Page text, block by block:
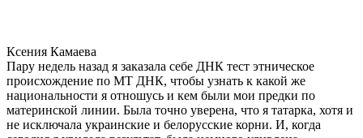
Ксения Камаева
Пару недель назад я заказала себе ДНК тест этническое
происхождение по МТ ДНК, чтобы узнать к какой же
национальности я отношусь и кем были мои предки по
материнской линии. Была точно уверена, что я татарка, хотя и
не исключала украинские и белорусские корни. И, когда